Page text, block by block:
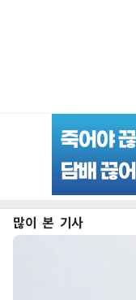
많이 본 기사